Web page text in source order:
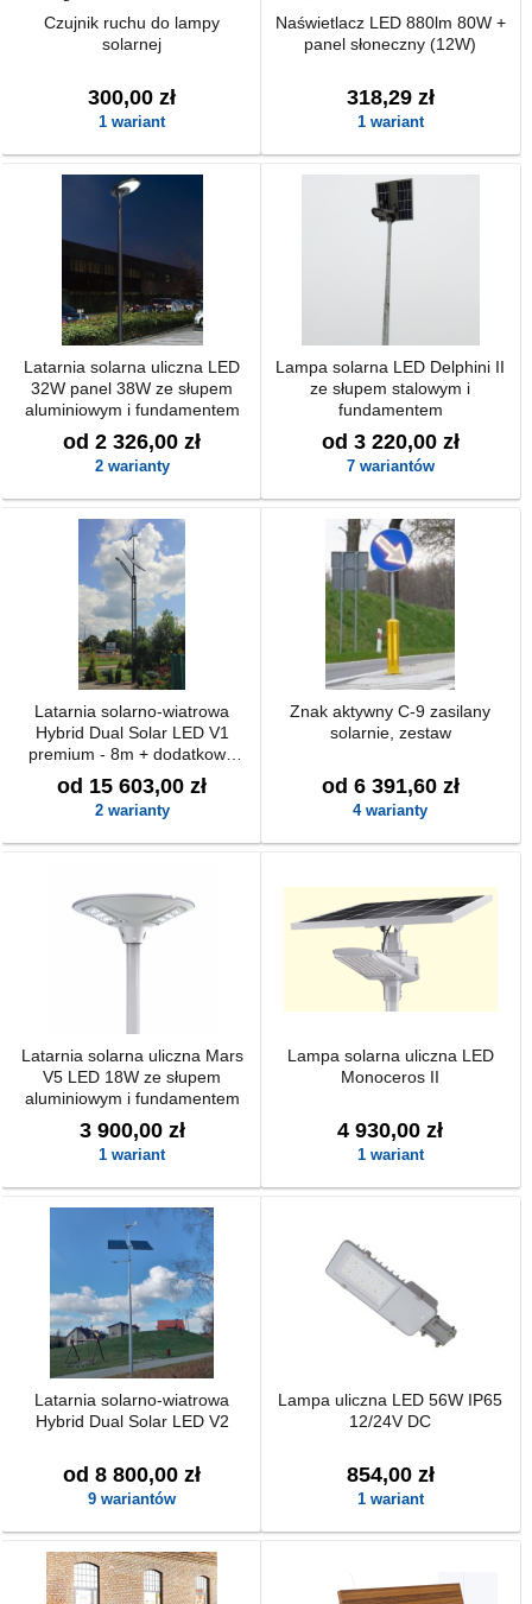
Czujnik ruchu do lampy
solarnej
300,00 zł
1 wariant
Naświetlacz LED 880lm 80W +
panel słoneczny (12W)
318,29 zł
1 wariant
Latarnia solarna uliczna LED
32W panel 38W ze słupem
aluminiowym i fundamentem
od 2 326,00 zł
2 warianty
Lampa solarna LED Delphini II
ze słupem stalowym i
fundamentem
od 3 220,00 zł
7 wariantów
Latarnia solarno-wiatrowa
Hybrid Dual Solar LED V1
premium - 8m + dodatkowe
zasilanie back-up z możliwością
podłączenia do 230V
od 15 603,00 zł
2 warianty
Znak aktywny C-9 zasilany
solarnie, zestaw
od 6 391,60 zł
4 warianty
Latarnia solarna uliczna Mars
V5 LED 18W ze słupem
aluminiowym i fundamentem
3 900,00 zł
1 wariant
Lampa solarna uliczna LED
Monoceros II
4 930,00 zł
1 wariant
Latarnia solarno-wiatrowa
Hybrid Dual Solar LED V2
od 8 800,00 zł
9 wariantów
Lampa uliczna LED 56W IP65
12/24V DC
854,00 zł
1 wariant